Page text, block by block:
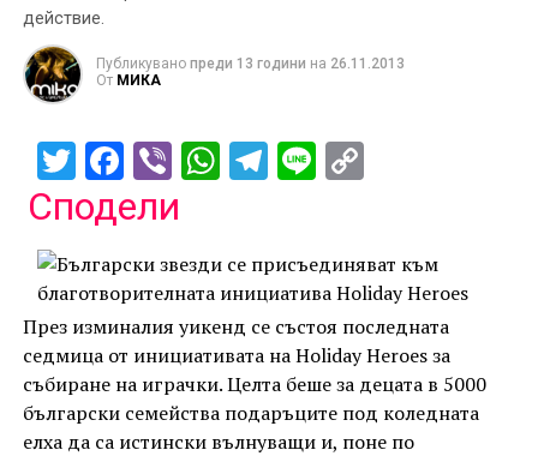
действие.
Публикувано преди 13 години на 26.11.2013
От МИКА
TwitterFacebook
ViberWhatsApp
Telegram
Line
Сподели
През изминалия уикенд се състоя последната
седмица от инициативата на Holiday Heroes за
събиране на играчки. Целта беше за децата в 5000
български семейства подаръците под коледната
елха да са истински вълнуващи и, поне по